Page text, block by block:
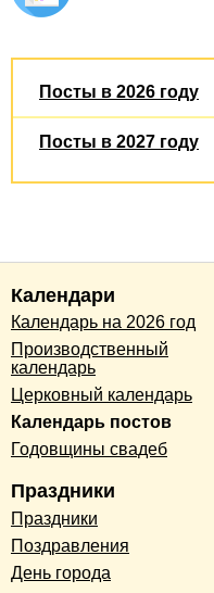
Посты в 2026 году
Посты в 2027 году
Календари
Календарь на 2026 год
Производственный
календарь
Церковный календарь
Календарь постов
Годовщины свадеб
Праздники
Праздники
Поздравления
День города